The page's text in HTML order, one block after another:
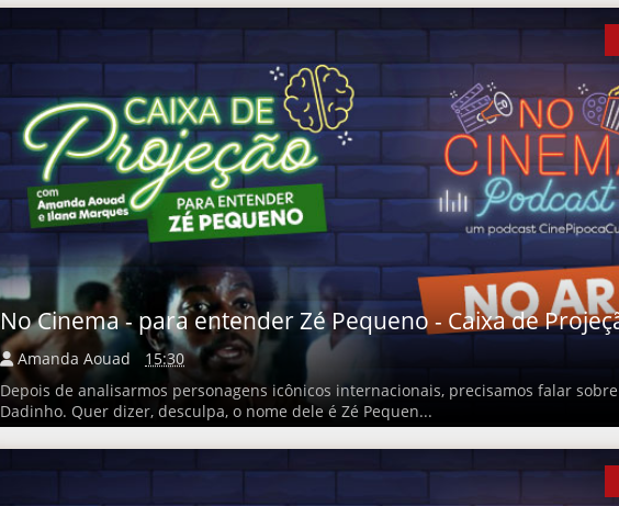
No Cinema - para entender Zé Pequeno - Caixa de
Amanda Aouad
15:30
Depois de analisarmos personagens icônicos internacionais, precisamos falar sobre
Dadinho. Quer dizer, desculpa, o nome dele é Zé Pequen...